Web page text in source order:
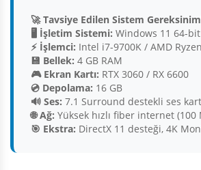
🚀 Tavsiye Edilen Sistem
🖥️ İşletim Sistemi: Windows 11 64-bit
⚡ İşlemci: Intel i7-9700K / AMD
💾 Bellek: 4 GB RAM
🎮 Ekran Kartı: RTX 3060 / RX 6600
💿 Depolama: 16 GB
🔊 Ses: 7.1 Surround destekli ses
🌐 Ağ: Yüksek hızlı fiber internet (100
🎯 Ekstra: DirectX 11 desteği, 4K